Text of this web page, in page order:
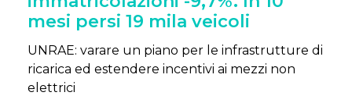
mesi persi 19 mila veicoli
UNRAE: varare un piano per le infrastrutture di
ricarica ed estendere incentivi ai mezzi non
elettrici